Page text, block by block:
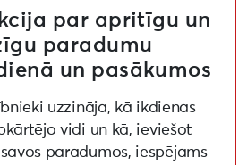
par apritīgu un
paradumu
un pasākumos
uzzināja, kā ikdienas
vidi un kā, ieviešot
paradumos, iespējams